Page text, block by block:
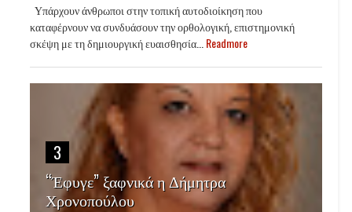
Υπάρχουν άνθρωποι στην τοπική αυτοδιοίκηση που
καταφέρνουν να συνδυάσουν την ορθολογική, επιστημονική
σκέψη με τη δημιουργική ευαισθησία... Readmore
3
“Έφυγε” ξαφνικά η Δήμητρα
Χρονοπούλου